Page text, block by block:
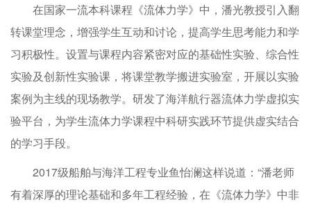
在国家一流本科课程《流体力学》中，潘光教授引入翻
转课堂理念，增强学生互动和讨论，提高学生思考能力和学
习积极性。设置与课程内容紧密对应的基础性实验、综合性
实验及创新性实验课，将课堂教学搬进实验室，开展以实验
案例为主线的现场教学。研发了海洋航行器流体力学虚拟实
验平台，为学生流体力学课程中科研实践环节提供虚实结合
的学习手段。
2017级船舶与海洋工程专业鱼怡澜这样说道：“潘老师
有着深厚的理论基础和多年工程经验，在《流体力学》中非